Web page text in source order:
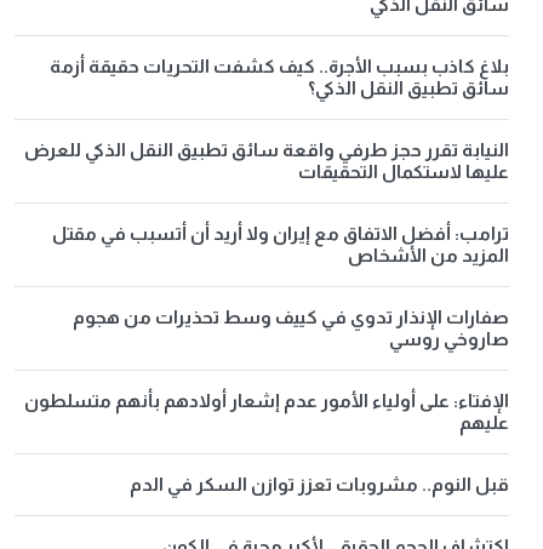
سائق النقل الذكي
بلاغ كاذب بسبب الأجرة.. كيف كشفت التحريات حقيقة أزمة
سائق تطبيق النقل الذكي؟
النيابة تقرر حجز طرفي واقعة سائق تطبيق النقل الذكي للعرض
عليها لاستكمال التحقيقات
ترامب: أفضل الاتفاق مع إيران ولا أريد أن أتسبب في مقتل
المزيد من الأشخاص
صفارات الإنذار تدوي في كييف وسط تحذيرات من هجوم
صاروخي روسي
الإفتاء: على أولياء الأمور عدم إشعار أولادهم بأنهم متسلطون
عليهم
قبل النوم.. مشروبات تعزز توازن السكر في الدم